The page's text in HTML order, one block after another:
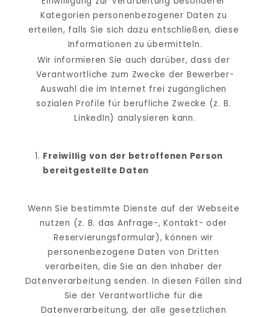
Kategorien personenbezogener Daten zu
erteilen, falls Sie sich dazu entschließen, diese
Informationen zu übermitteln.
Wir informieren Sie auch darüber, dass der
Verantwortliche zum Zwecke der Bewerber-
Auswahl die im Internet frei zugänglichen
sozialen Profile für berufliche Zwecke (z. B.
LinkedIn) analysieren kann.
Freiwillig von der betroffenen Person
bereitgestellte Daten
Wenn Sie bestimmte Dienste auf der Webseite
nutzen (z. B. das Anfrage-, Kontakt- oder
Reservierungsformular), können wir
personenbezogene Daten von Dritten
verarbeiten, die Sie an den Inhaber der
Datenverarbeitung senden. In diesen Fällen sind
Sie der Verantwortliche für die
Datenverarbeitung, der alle gesetzlichen